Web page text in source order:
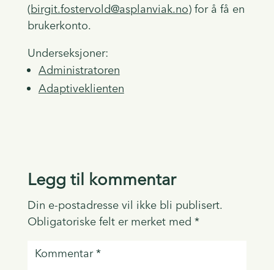
(birgit.fostervold@asplanviak.no) for å få en
brukerkonto.
Underseksjoner:
Administratoren
Adaptiveklienten
Legg til kommentar
Din e-postadresse vil ikke bli publisert.
Obligatoriske felt er merket med *